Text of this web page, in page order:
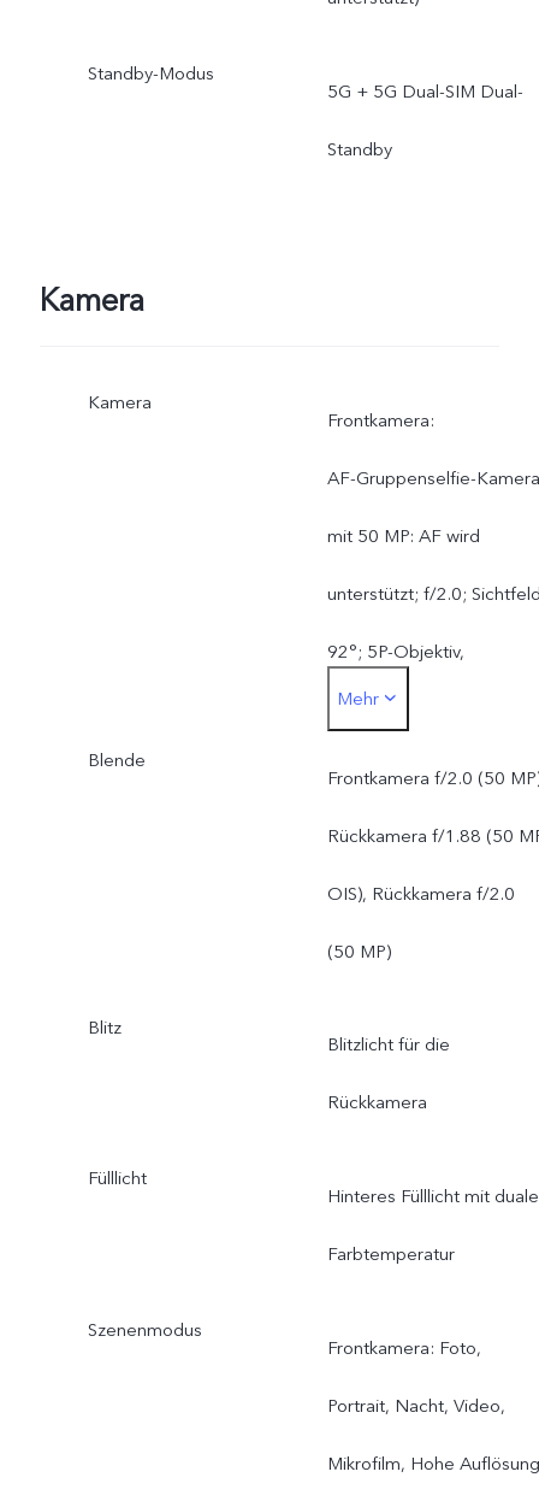
Standby-Modus
5G + 5G Dual-SIM Dual-
Standby
Kamera
Kamera
Frontkamera:
AF-Gruppenselfie-Kamera
mit 50 MP: AF wird
unterstützt; f/2.0;
92°; 5P-Objektiv,
Rückkamera:
ZEISS OIS Hauptkamera
mit 50 MP: OIS wird
unterstützt; f/1.88;
Sichtfeld 84°; 6P-Objektiv
Weitwinkelkamera 50 MP:
AF wird unterstützt; f/2.0;
Mehr
Blende
Frontkamera f/2.0 (50
Rückkamera f/1.88 (50
OIS), Rückkamera f/2.0
(50 MP)
Blitz
Blitzlicht für die
Rückkamera
Fülllicht
Hinteres Fülllicht mit
Farbtemperatur
Szenenmodus
Frontkamera: Foto,
Portrait, Nacht, Video,
Mikrofilm, Hohe